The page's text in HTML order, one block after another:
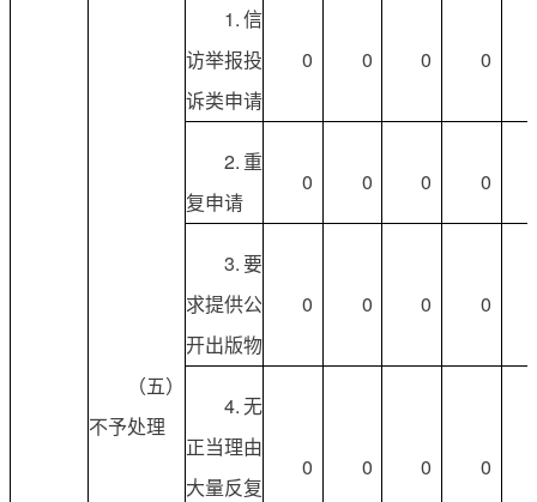
（五）
不予处理
1.信
访举报投
诉类申请
0 0 0 0
2.重
复申请
0 0 0 0
3.要
求提供公
开出版物
0 0 0 0
4.无
正当理由
大量反复
0 0 0 0